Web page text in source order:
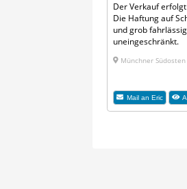
Der Verkauf
Die Haftung auf
und grob
uneingeschränkt.
Münchner
Mail an Eric